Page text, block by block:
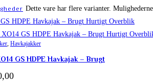
Dette vare har flere varianter.
Hurtigt Overblik
Hurtigt
, Havkajakker
GS HDPE Havkajak – Brugt